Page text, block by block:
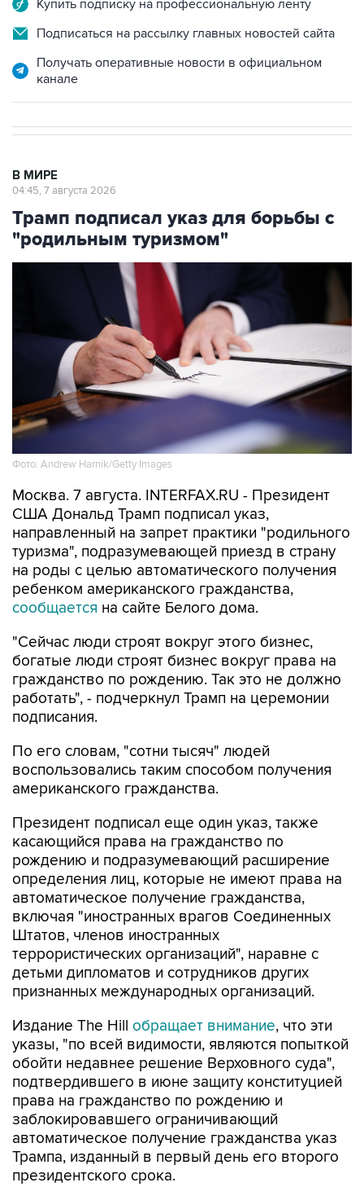
Купить подписку на профессиональную ленту
Подписаться на рассылку главных новостей сайта
Получать оперативные новости в официальном
канале
В МИРЕ
04:45, 7 августа 2026
Трамп подписал указ для борьбы с
"родильным туризмом"
Фото: Andrew Harnik/Getty Images
Москва. 7 августа. INTERFAX.RU - Президент
США Дональд Трамп подписал указ,
направленный на запрет практики "родильного
туризма", подразумевающей приезд в страну
на роды с целью автоматического получения
ребенком американского гражданства,
сообщается на сайте Белого дома.
"Сейчас люди строят вокруг этого бизнес,
богатые люди строят бизнес вокруг права на
гражданство по рождению. Так это не должно
работать", - подчеркнул Трамп на церемонии
подписания.
По его словам, "сотни тысяч" людей
воспользовались таким способом получения
американского гражданства.
Президент подписал еще один указ, также
касающийся права на гражданство по
рождению и подразумевающий расширение
определения лиц, которые не имеют права на
автоматическое получение гражданства,
включая "иностранных врагов Соединенных
Штатов, членов иностранных
террористических организаций", наравне с
детьми дипломатов и сотрудников других
признанных международных организаций.
Издание The Hill обращает внимание, что эти
указы, "по всей видимости, являются попыткой
обойти недавнее решение Верховного суда",
подтвердившего в июне защиту конституцией
права на гражданство по рождению и
заблокировавшего ограничивающий
автоматическое получение гражданства указ
Трампа, изданный в первый день его второго
президентского срока.